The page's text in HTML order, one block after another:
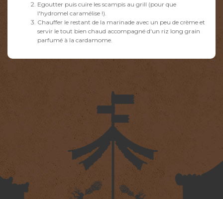
Egoutter puis cuire les scampis au grill (pour que
l'hydromel caramélise !).
Chauffer le restant de la marinade avec un peu de crème et
servir le tout bien chaud accompagné d'un riz long grain
parfumé à la cardamome.